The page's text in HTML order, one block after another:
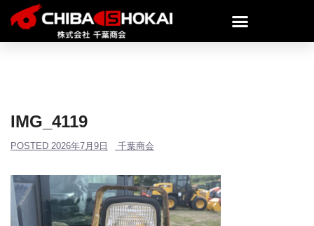
IMG_4119
POSTED 2026年7月9日 千葉商会